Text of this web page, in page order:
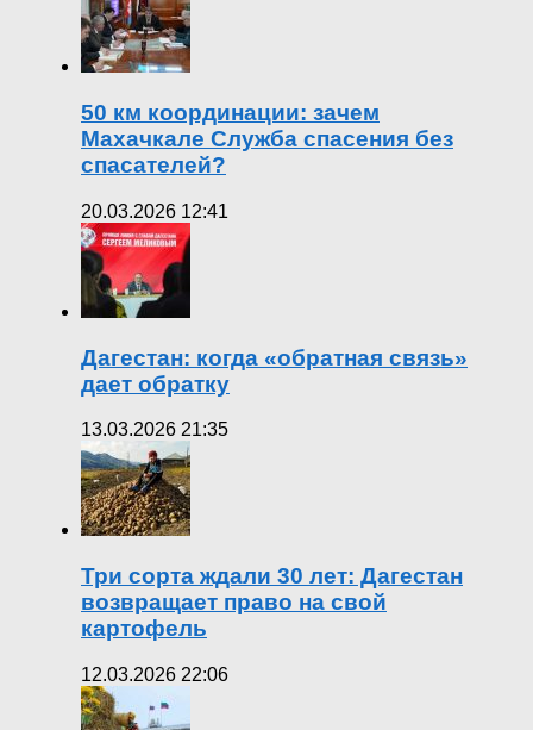
50 км координации: зачем
Махачкале Служба спасения без
спасателей?
20.03.2026 12:41
Дагестан: когда «обратная связь»
дает обратку
13.03.2026 21:35
Три сорта ждали 30 лет: Дагестан
возвращает право на свой
картофель
12.03.2026 22:06